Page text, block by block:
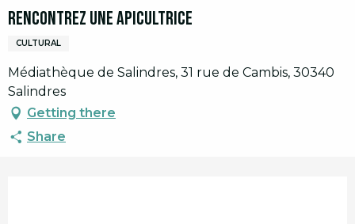
Rencontrez une apicultrice
CULTURAL
Médiathèque de Salindres, 31 rue de Cambis, 30340
Salindres
Getting there
Share